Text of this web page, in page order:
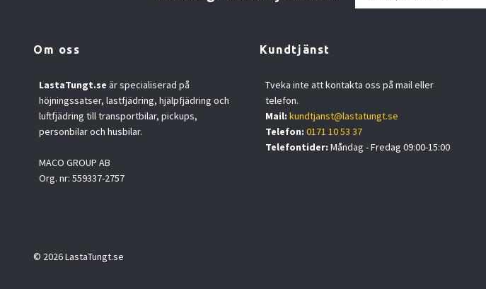
Om oss
LastaTungt.se är specialiserad på
höjningssatser, lastfjädring, hjälpfjädring och
luftfjädring till transportbilar, pickups,
personbilar och husbilar.
MACO GROUP AB
Org. nr: 559337-2757
Kundtjänst
Tveka inte att kontakta oss på mail eller
telefon.
Mail: kundtjanst@lastatungt.se
Telefon: 0171 10 53 37
Telefontider: Måndag - Fredag 09:00-15:00
© 2026 LastaTungt.se